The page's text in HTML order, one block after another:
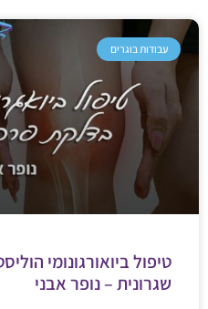
עבודות בוגרים
טיפול ביואורגונומי
שגרונית – נופר אבני